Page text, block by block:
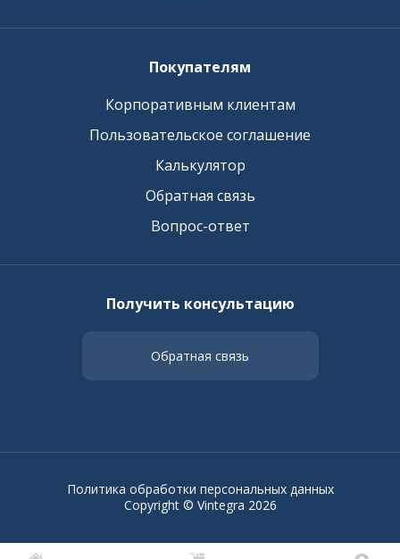
Покупателям
Корпоративным клиентам
Пользовательское соглашение
Калькулятор
Обратная связь
Вопрос-ответ
Получить консультацию
Обратная связь
Copyright © Vintegra 2026
Политика обработки персональных данных